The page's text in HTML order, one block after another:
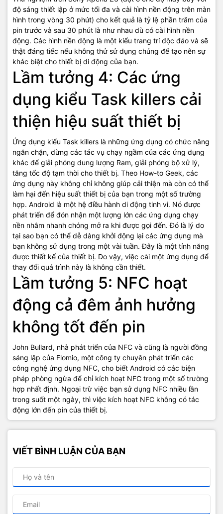
độ sáng thiết lập ở mức tối đa và cài hình nền động trên màn
hình trong vòng 30 phút) cho kết quả là tỷ lệ phần trăm của
pin trước và sau 30 phút là như nhau dù có cài hình nền
động. Các hình nền động là một kiểu trang trí độc đáo và sẽ
thật đáng tiếc nếu không thử sử dụng chúng để tạo nên sự
khác biệt cho thiết bị di động của bạn.
Lầm tưởng 4: Các ứng
dụng kiểu Task killers cải
thiện hiệu suất thiết bị
Ứng dụng kiểu Task killers là những ứng dụng có chức năng
ngăn chặn, dừng các tác vụ chạy ngầm của các ứng dụng
khác để giải phóng dung lượng Ram, giải phóng bộ xử lý,
tăng tốc độ tạm thời cho thiết bị. Theo How-to Geek, các
ứng dụng này không chỉ không giúp cải thiện mà còn có thể
làm hại đến hiệu suất thiết bị của bạn trong một số trường
hợp. Android là một hệ điều hành di động tinh vi. Nó được
phát triển để đón nhận một lượng lớn các ứng dụng chạy
nền nhằm nhanh chóng mở ra khi được gọi đến. Đó là lý do
tại sao bạn có thể dễ dàng khởi động lại các ứng dụng mà
bạn không sử dụng trong một vài tuần. Đây là một tính năng
được thiết kế của thiết bị. Do vậy, việc cài một ứng dụng để
thay đổi quá trình này là không cần thiết.
Lầm tưởng 5: NFC hoạt
động cả đêm ảnh hưởng
không tốt đến pin
John Bullard, nhà phát triển của NFC và cũng là người đồng
sáng lập của Flomio, một công ty chuyên phát triển các
công nghệ ứng dụng NFC, cho biết Android có các biện
pháp phòng ngừa để chỉ kích hoạt NFC trong một số trường
hợp nhất định. Ngoại trừ việc bạn sử dụng NFC nhiều lần
trong suốt một ngày, thì việc kích hoạt NFC không có tác
động lớn đến pin của thiết bị.
VIẾT BÌNH LUẬN CỦA BẠN